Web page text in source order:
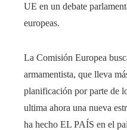
UE en un debate
europeas.
La Comisión Europea
armamentista, que lleva
planificación por parte de
ultima ahora una nueva
ha hecho EL PAÍS en el